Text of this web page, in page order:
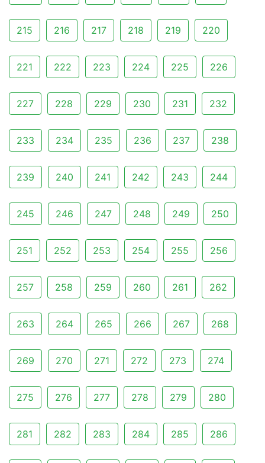
215 216 217 218 219 220
221 222 223 224 225 226
227 228 229 230 231 232
233 234 235 236 237 238
239 240 241 242 243 244
245 246 247 248 249 250
251 252 253 254 255 256
257 258 259 260 261 262
263 264 265 266 267 268
269 270 271 272 273 274
275 276 277 278 279 280
281 282 283 284 285 286